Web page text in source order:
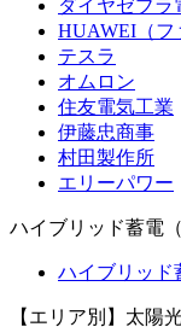
ダイヤゼブラ
HUAWEI（フ
テスラ
オムロン
住友電気工業
伊藤忠商事
村田製作所
エリーパワー
ハイブリッド蓄電
ハイブリッド
【エリア別】太陽